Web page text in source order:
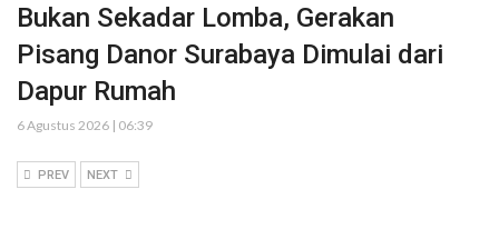
Bukan Sekadar Lomba, Gerakan
Pisang Danor Surabaya Dimulai dari
Dapur Rumah
6 Agustus 2026 | 06:39
PREV NEXT